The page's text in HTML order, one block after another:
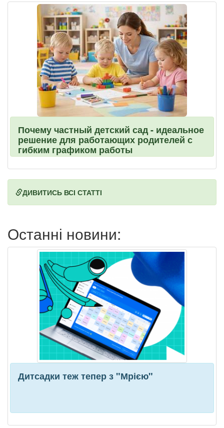
Почему частный детский сад - идеальное
решение для работающих родителей с
гибким графиком работы
ДИВИТИСЬ ВСІ СТАТТІ
Останні новини:
Дитсадки теж тепер з "Мрією"